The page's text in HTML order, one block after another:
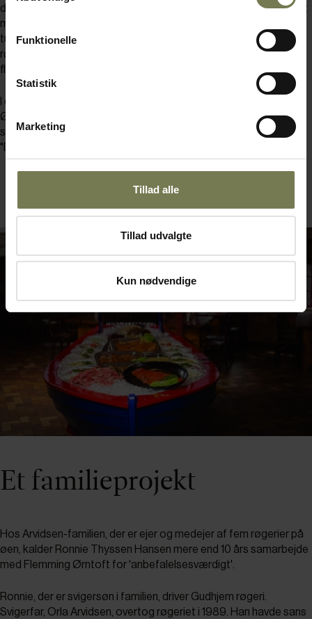
Funktionelle
Statistik
Marketing
Tillad alle
Tillad udvalgte
Kun nødvendige
der gæster Bornholm nu," fortæller Pia Kofoed. "Tidligere var det
meget busselskaber, men nu rejser man mere på egen hånd, og
turisterne er blevet mere forvænte. Derfor har vi også indrettet
røgeriet, så det i sin varepræsentation kan måle sig med de
flotteste delikatesseforretninger."
I den forbindelse har Pia og Ricko gjort flittig brug af Flemming
Ørntoft fra BENT BRANDT, der har rådgivet og været
sparringspartner for overgangen til de nye serveringsformer.
"Dejlig fyr," som Pia kalder den erfarne konsulent.
Et familieprojekt
Hos Arvidsen-familien, der er ejer og medejer af fem røgerier på
øen, kalder Ronnie Thyssen Hansen mere end 10 års samarbejde
med Flemming Ørntoft for 'anbefalelsesværdigt'.
Ronnie, der er svigersøn i familien, driver Gudhjem røgeri.
Svigerfar, Orla Arvidsen, overtog røgeriet i 1989. Han havde sans